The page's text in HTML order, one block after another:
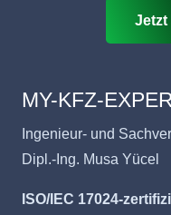
Jetzt
MY-KFZ-
Ingenieur- und
Dipl.-Ing. Musa Yücel
ISO/IEC 17024-